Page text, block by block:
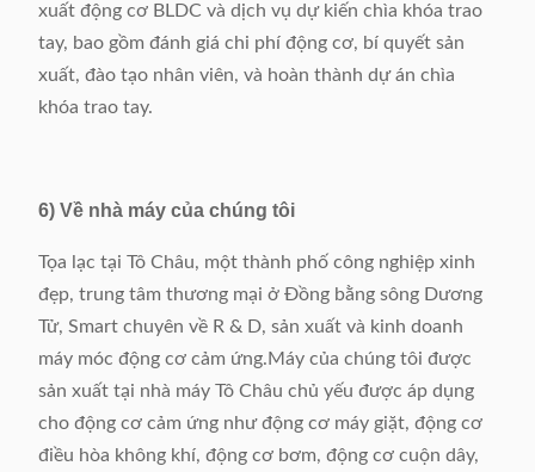
xuất động cơ BLDC và dịch vụ dự kiến ​​chìa khóa trao
tay, bao gồm đánh giá chi phí động cơ, bí quyết sản
xuất, đào tạo nhân viên, và hoàn thành dự án chìa
khóa trao tay.
6) Về nhà máy của chúng tôi
Tọa lạc tại Tô Châu, một thành phố công nghiệp xinh
đẹp, trung tâm thương mại ở Đồng bằng sông Dương
Tử, Smart chuyên về R & D, sản xuất và kinh doanh
máy móc động cơ cảm ứng.Máy của chúng tôi được
sản xuất tại nhà máy Tô Châu chủ yếu được áp dụng
cho động cơ cảm ứng như động cơ máy giặt, động cơ
điều hòa không khí, động cơ bơm, động cơ cuộn dây,